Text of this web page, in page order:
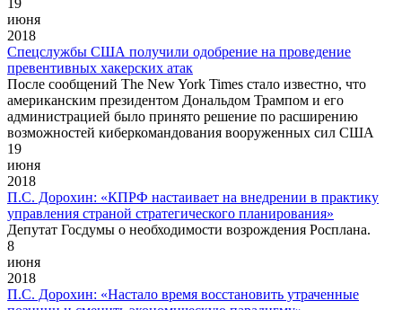
июня
2018
Cпецслужбы США получили одобрение на проведение
превентивных хакерских атак
После сообщений The New York Times стало известно, что
американским президентом Дональдом Трампом и его
администрацией было принято решение по расширению
возможностей киберкомандования вооруженных сил США
19
июня
2018
П.С. Дорохин: «КПРФ настаивает на внедрении в практику
управления страной стратегического планирования»
Депутат Госдумы о необходимости возрождения Росплана.
8
июня
2018
П.С. Дорохин: «Настало время восстановить утраченные